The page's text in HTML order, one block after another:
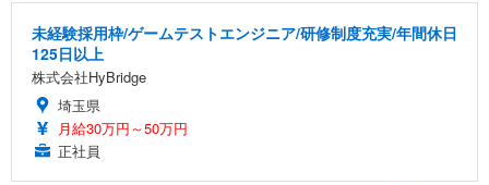
未経験採用枠/ゲームテストエンジニア/研修制度充実/年間休日
125日以上
株式会社HyBridge
埼玉県
月給30万円～50万円
正社員